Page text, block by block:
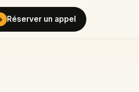
Réserver un appel